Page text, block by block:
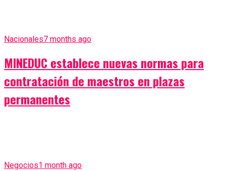
Nacionales7 months ago
MINEDUC establece nuevas normas para
contratación de maestros en plazas
permanentes
Negocios1 month ago